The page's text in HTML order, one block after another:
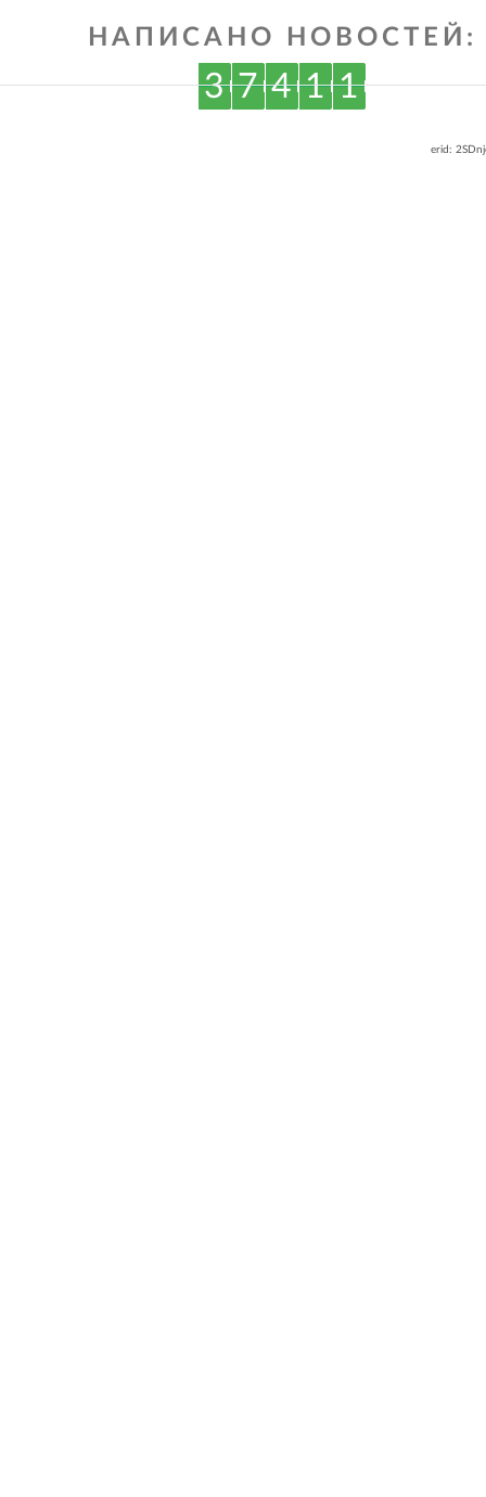
НАПИСАНО НОВОСТЕЙ:
3 7 4 1 1
erid: